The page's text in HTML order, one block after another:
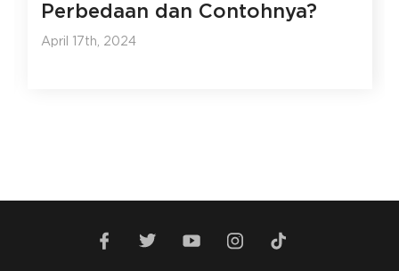
Perbedaan dan Contohnya?
April 17th, 2024